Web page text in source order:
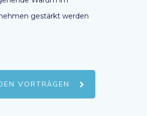
gestärkt werden
VORTRÄGEN